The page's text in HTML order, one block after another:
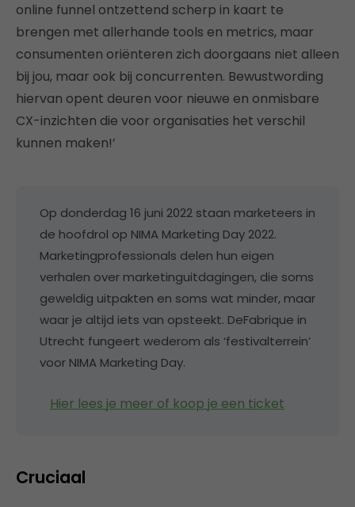
online funnel ontzettend scherp in kaart te
brengen met allerhande tools en metrics, maar
consumenten oriënteren zich doorgaans niet alleen
bij jou, maar ook bij concurrenten. Bewustwording
hiervan opent deuren voor nieuwe en onmisbare
CX-inzichten die voor organisaties het verschil
kunnen maken!’
Op donderdag 16 juni 2022 staan marketeers in
de hoofdrol op NIMA Marketing Day 2022.
Marketingprofessionals delen hun eigen
verhalen over marketinguitdagingen, die soms
geweldig uitpakten en soms wat minder, maar
waar je altijd iets van opsteekt. DeFabrique in
Utrecht fungeert wederom als ‘festivalterrein’
voor NIMA Marketing Day.
Hier lees je meer of koop je een ticket
Cruciaal